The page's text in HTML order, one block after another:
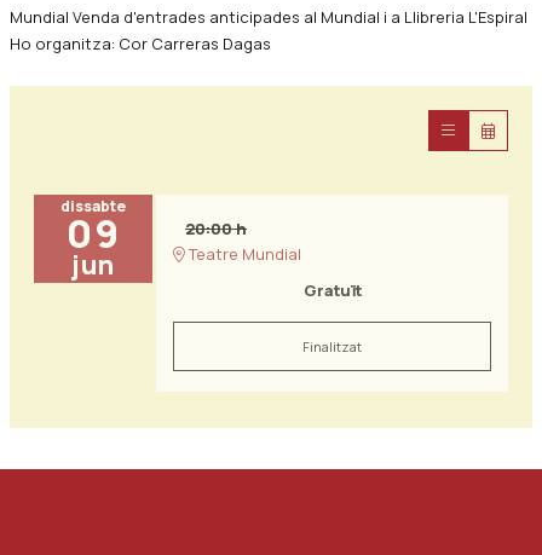
Mundial Venda d'entrades anticipades al Mundial i a Llibreria L'Espiral
Ho organitza: Cor Carreras Dagas
dissabte
09
jun
20:00 h
Teatre Mundial
Gratuït
Finalitzat